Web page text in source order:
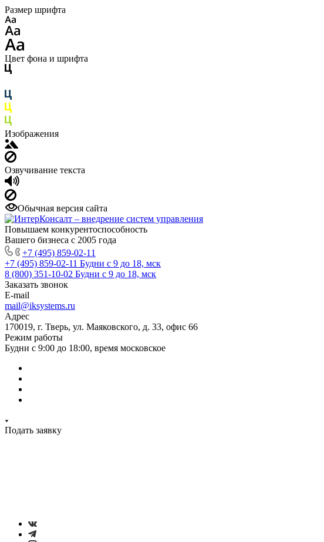
Размер шрифта
Цвет фона и шрифта
Изображения
Озвучивание текста
Обычная версия сайта
Повышаем конкурентоспособность
Вашего бизнеса с 2005 года
+7 (495) 859-02-11
+7 (495) 859-02-11 Будни с 9 до 18, мск
8 (800) 351-10-02 Будни с 9 до 18, мск
Заказать звонок
E-mail
mail@iksystems.ru
Адрес
170019, г. Тверь, ул. Маяковского, д. 33, офис 66
Режим работы
Будни с 9:00 до 18:00, время московское
Подать заявку